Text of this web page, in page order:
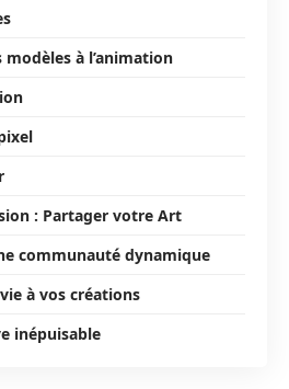
modèles à l’animation
: Partager votre Art
communauté dynamique
à vos créations
inépuisable